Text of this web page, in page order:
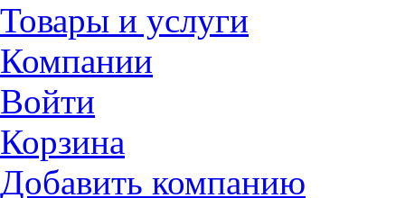
Товары и услуги
Компании
Войти
Корзина
Добавить компанию